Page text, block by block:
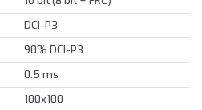
DCI-P3
90% DCI-P3
0.5 ms
100x100